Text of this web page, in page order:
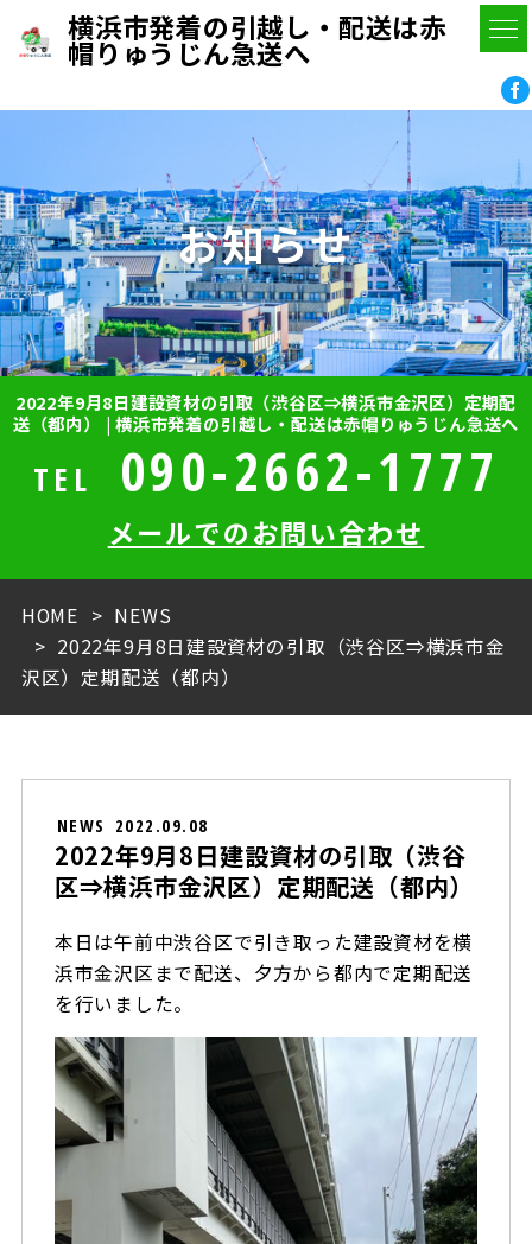
横浜市発着の引越し・配送は赤
帽りゅうじん急送へ
お知らせ
2022年9月8日建設資材の引取（渋谷区⇒横浜市金沢区）定期配
送（都内） | 横浜市発着の引越し・配送は赤帽りゅうじん急送へ
TEL 090-2662-1777
メールでのお問い合わせ
HOME
NEWS
2022年9月8日建設資材の引取（渋谷区⇒横浜市金
沢区）定期配送（都内）
NEWS 2022.09.08
2022年9月8日建設資材の引取（渋谷
区⇒横浜市金沢区）定期配送（都内）
本日は午前中渋谷区で引き取った建設資材を横
浜市金沢区まで配送、夕方から都内で定期配送
を行いました。